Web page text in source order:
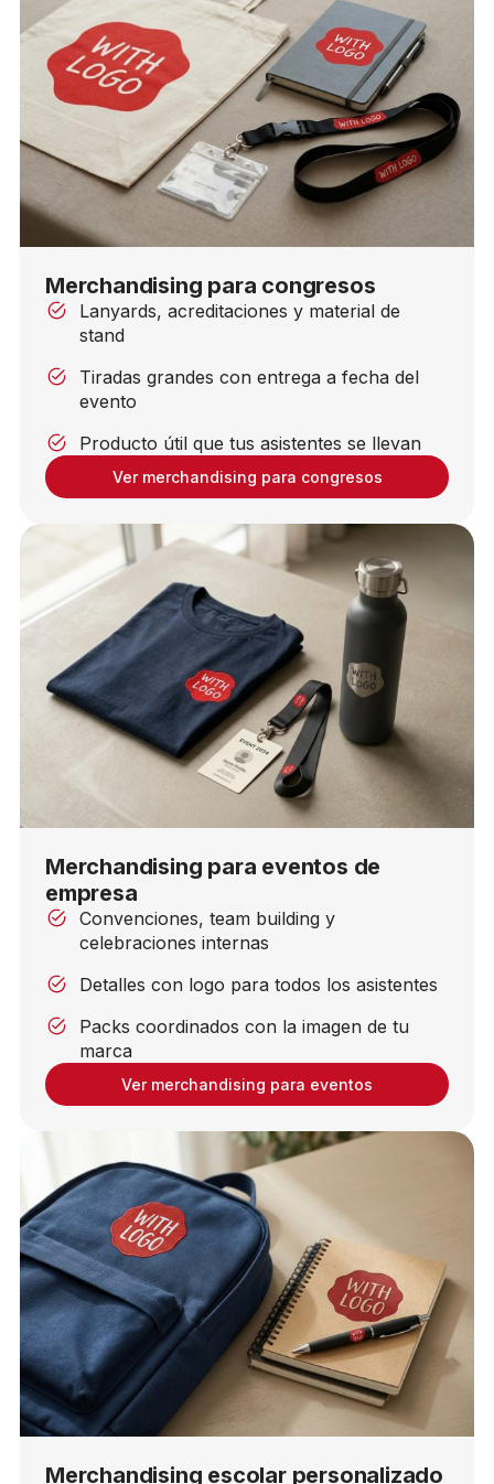
Merchandising para congresos
Lanyards, acreditaciones y material de
stand
Tiradas grandes con entrega a fecha del
evento
Producto útil que tus asistentes se llevan
Ver merchandising para congresos
Merchandising para eventos de
empresa
Convenciones, team building y
celebraciones internas
Detalles con logo para todos los asistentes
Packs coordinados con la imagen de tu
marca
Ver merchandising para eventos
Merchandising escolar personalizado